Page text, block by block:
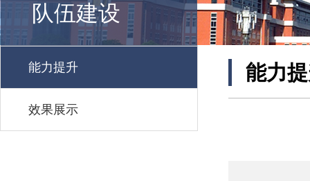
队伍建设
能力提升
效果展示
能力